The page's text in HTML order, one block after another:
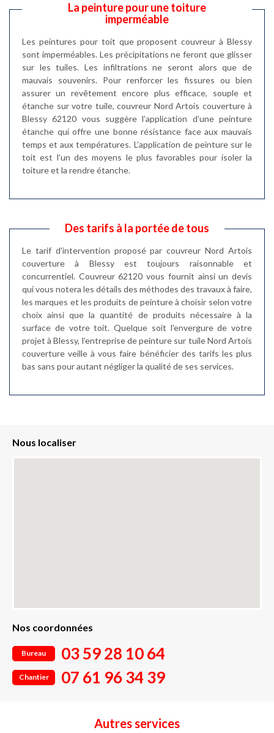
La peinture pour une toiture
imperméable
Les peintures pour toit que proposent couvreur à Blessy
sont imperméables. Les précipitations ne feront que glisser
sur les tuiles. Les infiltrations ne seront alors que de
mauvais souvenirs. Pour renforcer les fissures ou bien
assurer un revêtement encore plus efficace, souple et
étanche sur votre tuile, couvreur Nord Artois couverture à
Blessy 62120 vous suggère l’application d’une peinture
étanche qui offre une bonne résistance face aux mauvais
temps et aux températures. L’application de peinture sur le
toit est l'un des moyens le plus favorables pour isoler la
toiture et la rendre étanche.
Des tarifs à la portée de tous
Le tarif d'intervention proposé par couvreur Nord Artois
couverture à Blessy est toujours raisonnable et
concurrentiel. Couvreur 62120 vous fournit ainsi un devis
qui vous notera les détails des méthodes des travaux à faire,
les marques et les produits de peinture à choisir selon votre
choix ainsi que la quantité de produits nécessaire à la
surface de votre toit. Quelque soit l’envergure de votre
projet à Blessy, l’entreprise de peinture sur tuile Nord Artois
couverture veille à vous faire bénéficier des tarifs les plus
bas sans pour autant négliger la qualité de ses services.
Nous localiser
Nos coordonnées
Bureau 03 59 28 10 64
Chantier 07 61 96 34 39
Autres services